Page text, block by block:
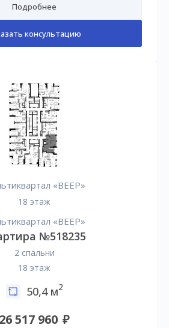
Подробнее
консультацию
«ВЕЕР»
18 этаж
«ВЕЕР»
№518235
2 спальни
18 этаж
50,4 м2
26 517 960